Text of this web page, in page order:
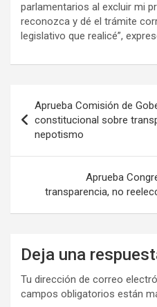
parlamentarios al excluir mi
reconozca y dé el trámite
legislativo que realicé”,
de
entradas
Aprueba Comisión de
constitucional sobre
nepotismo
Aprueba
transparencia, no
Deja una
Tu dirección de correo
campos obligatorios están